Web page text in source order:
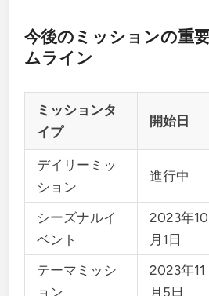
今後のミッションの重
ムライン
ミッションタ
イプ
開始日
デイリーミッ
ション
進行中
シーズナルイ
ベント
2023年10
月1日
テーマミッシ
ョン
2023年11
月5日